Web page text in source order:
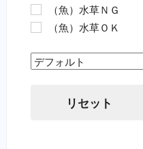
（魚）水草ＮＧ
（魚）水草ＯＫ
Sort Products
リセット